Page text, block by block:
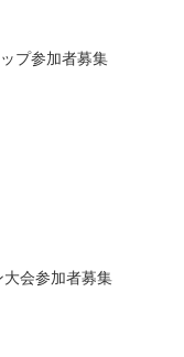
プ参加者募集
会参加者募集